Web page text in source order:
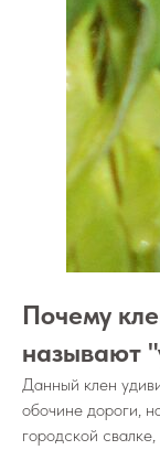
Почему
называют
Данный клен
обочине дороги,
городской